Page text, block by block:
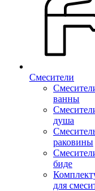
Смесители
ванны
душа
раковины
биде
для